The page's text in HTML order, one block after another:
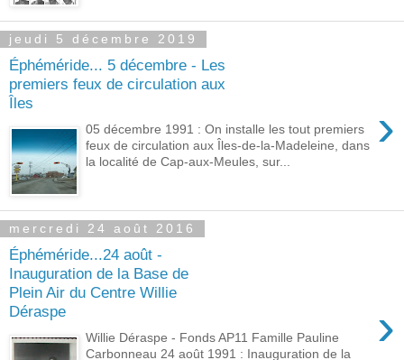
jeudi 5 décembre 2019
Éphéméride... 5 décembre - Les
premiers feux de circulation aux
Îles
›
05 décembre 1991 : On installe les tout premiers
feux de circulation aux Îles-de-la-Madeleine, dans
la localité de Cap-aux-Meules, sur...
mercredi 24 août 2016
Éphéméride...24 août -
Inauguration de la Base de
Plein Air du Centre Willie
Déraspe
›
Willie Déraspe - Fonds AP11 Famille Pauline
Carbonneau 24 août 1991 : Inauguration de la